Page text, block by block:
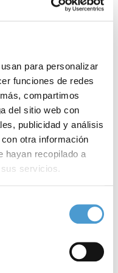
para personalizar
funciones de redes
compartimos
del sitio web con
publicidad y análisis
otra información
hayan recopilado a
servicios.
botón de
juguetes infantiles, elegir
al oído y, en todo caso,
al mismo.
sonidos emitidos no
Española de
caso, los 80 u 85 dB y
la cara de 25
de niños y jóvenes. Por
como: auriculares,